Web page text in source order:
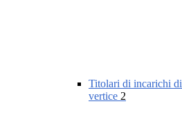
Titolari di incarichi
vertice 2